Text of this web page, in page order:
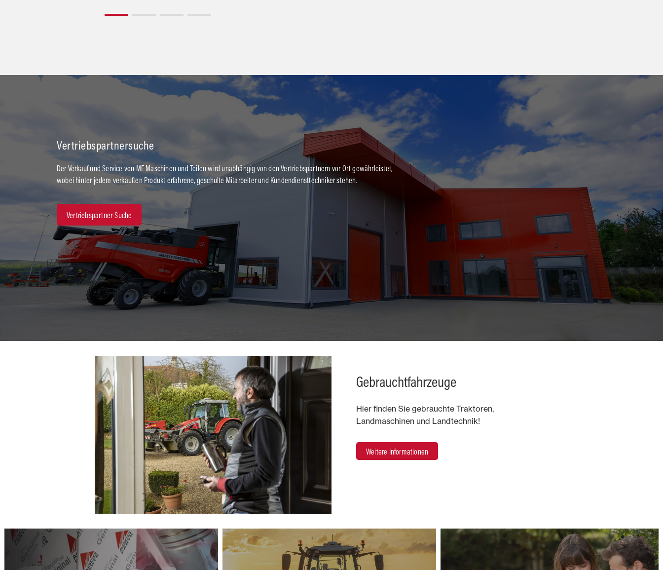
Vertriebspartnersuche
Der Verkauf und Service von MF Maschinen und Teilen wird unabhängig von den Vertriebspartnern vor Ort gewährleistet,
wobei hinter jedem verkauften Produkt erfahrene, geschulte Mitarbeiter und Kundendiensttechniker stehen.
Vertriebspartner-Suche
Gebrauchtfahrzeuge
Hier finden Sie gebrauchte Traktoren,
Landmaschinen und Landtechnik!
Weitere Informationen